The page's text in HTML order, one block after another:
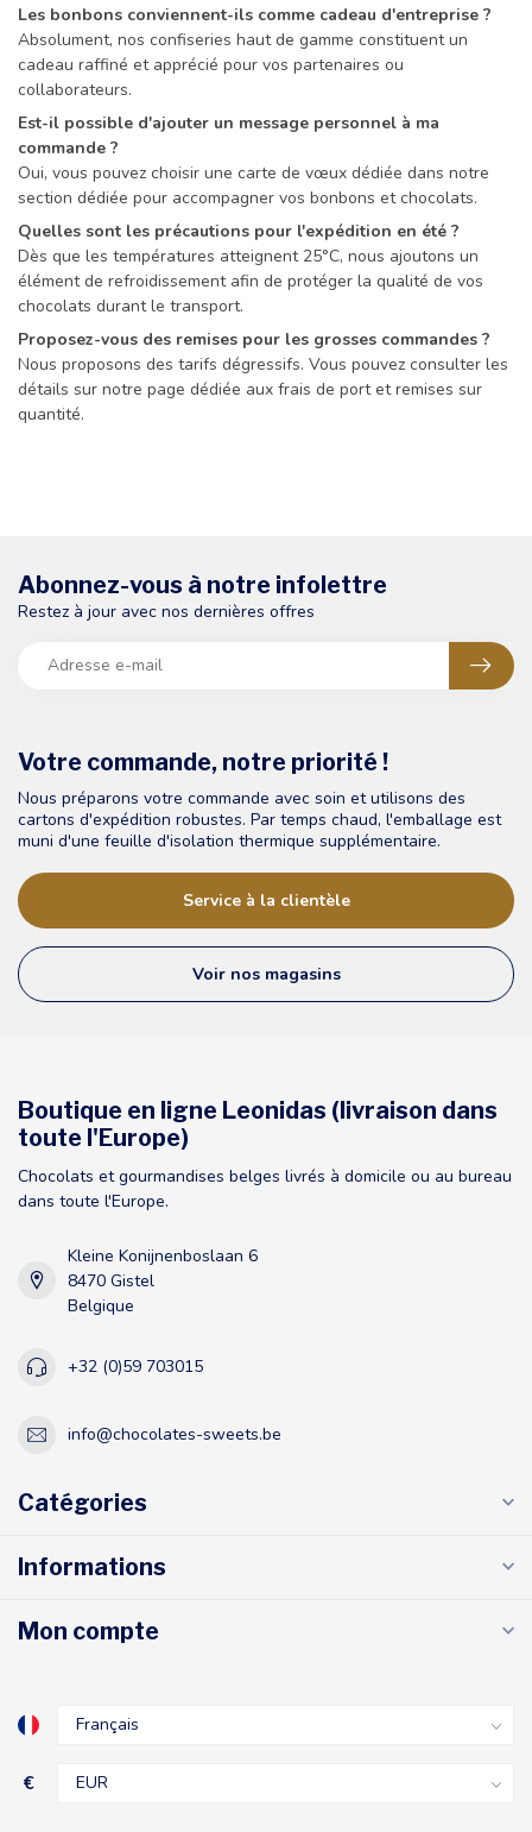
Les bonbons conviennent-ils comme cadeau d'entreprise ?
Absolument, nos confiseries haut de gamme constituent un
cadeau raffiné et apprécié pour vos partenaires ou
collaborateurs.
Est-il possible d'ajouter un message personnel à ma
commande ?
Oui, vous pouvez choisir une carte de vœux dédiée dans notre
section dédiée pour accompagner vos bonbons et chocolats.
Quelles sont les précautions pour l'expédition en été ?
Dès que les températures atteignent 25°C, nous ajoutons un
élément de refroidissement afin de protéger la qualité de vos
chocolats durant le transport.
Proposez-vous des remises pour les grosses commandes ?
Nous proposons des tarifs dégressifs. Vous pouvez consulter les
détails sur notre page dédiée aux frais de port et remises sur
quantité.
Votre commande, notre priorité !
Nous préparons votre commande avec soin et utilisons des
cartons d'expédition robustes. Par temps chaud, l'emballage est
muni d'une feuille d'isolation thermique supplémentaire.
Service à la clientèle
Voir nos magasins
Abonnez-vous à notre infolettre
Restez à jour avec nos dernières offres
Boutique en ligne Leonidas (livraison dans
toute l'Europe)
Chocolats et gourmandises belges livrés à domicile ou au bureau
dans toute l'Europe.
Kleine Konijnenboslaan 6
8470 Gistel
Belgique
+32 (0)59 703015
info@chocolates-sweets.be
Catégories
Informations
Mon compte
€